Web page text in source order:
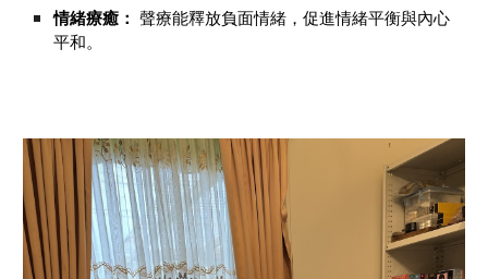
情緒療癒：
聲療能釋放負面情緒，促進情緒平衡與內心
平和。